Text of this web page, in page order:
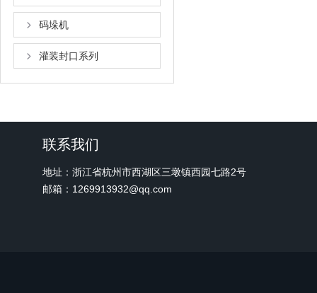
码垛机
灌装封口系列
联系我们
地址：浙江省杭州市西湖区三墩镇西园七路2号
邮箱：1269913932@qq.com